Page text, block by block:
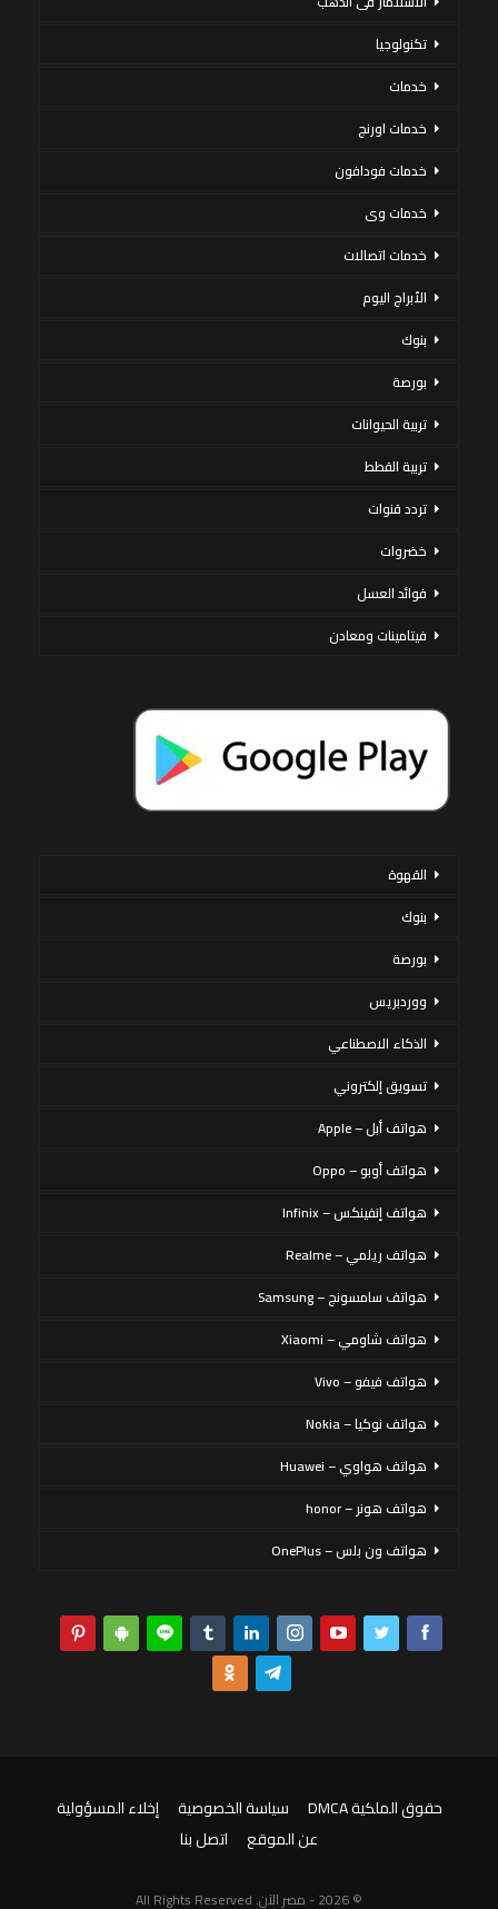
تكنولوجيا
خدمات
خدمات اورنج
خدمات فودافون
خدمات وى
خدمات اتصالات
الأبراج اليوم
بنوك
بورصة
تربية الحيوانات
تربية القطط
تردد قنوات
خضروات
فوائد العسل
فيتامينات ومعادن
القهوة
بنوك
بورصة
ووردبريس
الذكاء الاصطناعي
تسويق إلكتروني
هواتف أبل – Apple
هواتف أوبو – Oppo
هواتف إنفينكس – Infinix
هواتف ريلمي – Realme
هواتف سامسونج – Samsung
هواتف شاومي – Xiaomi
هواتف فيفو – Vivo
هواتف نوكيا – Nokia
هواتف هواوي – Huawei
هواتف هونر – honor
هواتف ون بلس – OnePlus
حقوق الملكية DMCA سياسة الخصوصية
إخلاء المسؤولية
عن الموقع
اتصل بنا
© 2026 - مصر الآن. All Rights Reserved